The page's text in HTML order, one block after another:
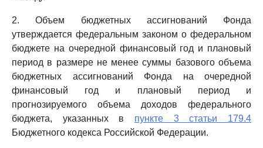
2. Объем бюджетных ассигнований Фонда
утверждается федеральным законом о федеральном
бюджете на очередной финансовый год и плановый
период в размере не менее суммы базового объема
бюджетных ассигнований Фонда на очередной
финансовый год и плановый период и
прогнозируемого объема доходов федерального
бюджета, указанных в пункте 3 статьи 179.4
Бюджетного кодекса Российской Федерации.